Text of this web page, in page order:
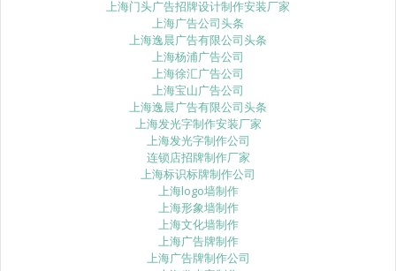
上海门头广告招牌设计制作安装厂家
上海广告公司头条
上海逸晨广告有限公司头条
上海杨浦广告公司
上海徐汇广告公司
上海宝山广告公司
上海逸晨广告有限公司头条
上海发光字制作安装厂家
上海发光字制作公司
连锁店招牌制作厂家
上海标识标牌制作公司
上海logo墙制作
上海形象墙制作
上海文化墙制作
上海广告牌制作
上海广告牌制作公司